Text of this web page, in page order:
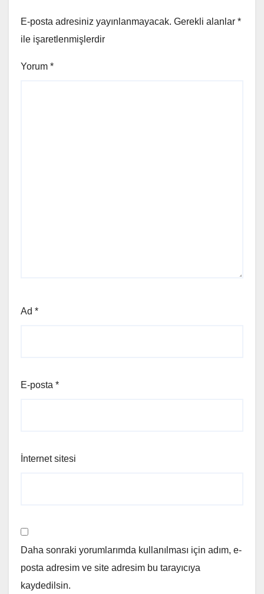
E-posta adresiniz yayınlanmayacak. Gerekli alanlar *
ile işaretlenmişlerdir
Yorum *
Ad *
E-posta *
İnternet sitesi
Daha sonraki yorumlarımda kullanılması için adım, e-
posta adresim ve site adresim bu tarayıcıya
kaydedilsin.